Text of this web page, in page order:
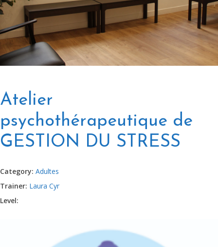
Atelier
psychothérapeutique de
GESTION DU STRESS
Category: Adultes
Trainer: Laura Cyr
Level: